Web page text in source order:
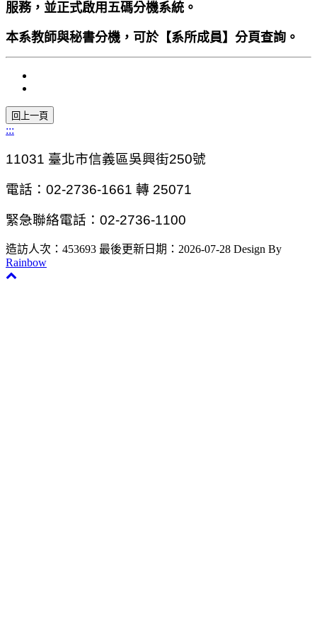
服務，並正式啟用五碼分機系統。
本系教師與秘書分機，可於【系所成員】分頁查詢。
:::
11031 臺北市信義區吳興街250號
電話：02-2736-1661 轉 25071
緊急聯絡電話：02-2736-1100
造訪人次：453693 最後更新日期：2026-07-28 Design By
Rainbow